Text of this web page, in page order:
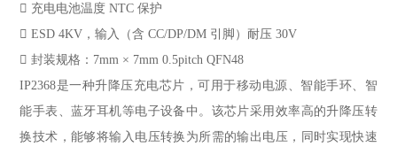
 充电电池温度 NTC 保护
 ESD 4KV，输入（含 CC/DP/DM 引脚）耐压 30V
 封装规格：7mm × 7mm 0.5pitch QFN48
IP2368是一种升降压充电芯片，可用于移动电源、智能手环、智
能手表、蓝牙耳机等电子设备中。该芯片采用效率高的升降压转
换技术，能够将输入电压转换为所需的输出电压，同时实现快速